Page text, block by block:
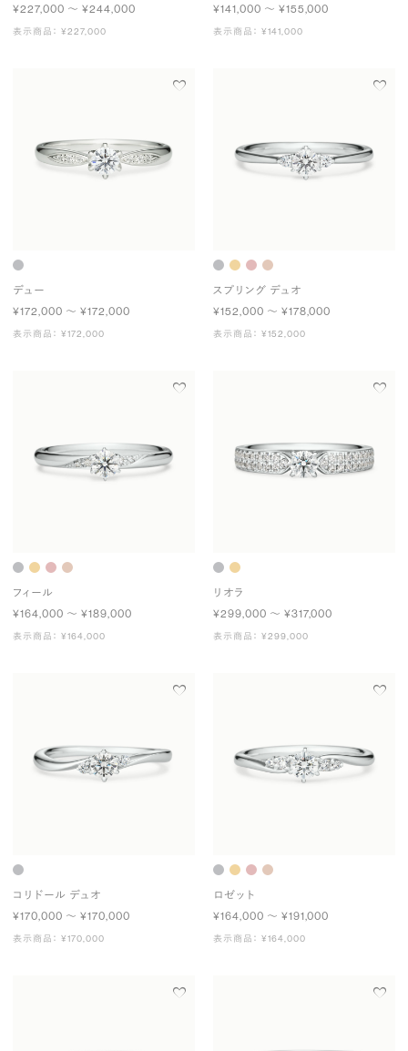
¥227,000 〜 ¥244,000
表示商品： ¥227,000
¥141,000 〜 ¥155,000
表示商品： ¥141,000
デュー
¥172,000 〜 ¥172,000
表示商品： ¥172,000
スプリング デュオ
¥152,000 〜 ¥178,000
表示商品： ¥152,000
フィール
¥164,000 〜 ¥189,000
表示商品： ¥164,000
リオラ
¥299,000 〜 ¥317,000
表示商品： ¥299,000
コリドール デュオ
¥170,000 〜 ¥170,000
表示商品： ¥170,000
ロゼット
¥164,000 〜 ¥191,000
表示商品： ¥164,000